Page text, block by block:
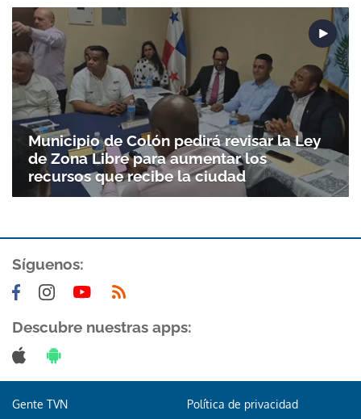
Gracias por suscribirte a nuestro boletín.
Municipio de Colón pedirá revisar la Ley
de Zona Libre para aumentar los
recursos que recibe la ciudad
Síguenos:
Descubre nuestras apps:
Gente TVN Política de privacidad